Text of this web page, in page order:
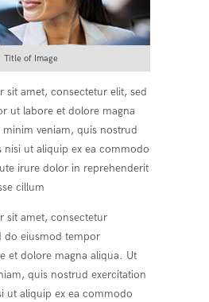
Title of Image
sit amet, consectetur elit, sed
ut labore et dolore magna
veniam, quis nostrud
nisi ut aliquip ex ea commodo
irure dolor in reprehenderit
cillum
sit amet, consectetur
do eiusmod tempor
et dolore magna aliqua. Ut
quis nostrud exercitation
ut aliquip ex ea commodo